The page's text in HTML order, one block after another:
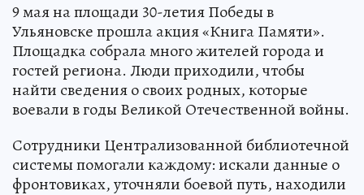
9 мая на площади 30-летия Победы в
Ульяновске прошла акция «Книга Памяти».
Площадка собрала много жителей города и
гостей региона. Люди приходили, чтобы
найти сведения о своих родных, которые
воевали в годы Великой Отечественной войны.
Сотрудники Централизованной библиотечной
системы помогали каждому: искали данные о
фронтовиках, уточняли боевой путь, находили